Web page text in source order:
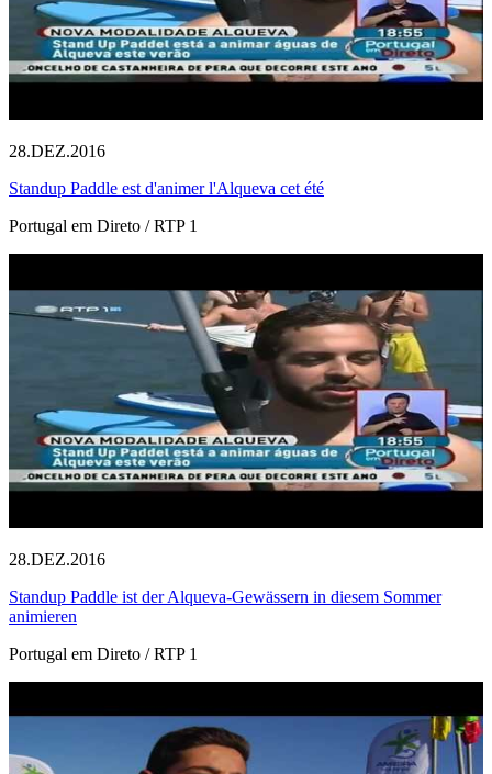
28.DEZ.2016
Standup Paddle est d'animer l'Alqueva cet été
Portugal em Direto / RTP 1
28.DEZ.2016
Standup Paddle ist der Alqueva-Gewässern in diesem Sommer
animieren
Portugal em Direto / RTP 1